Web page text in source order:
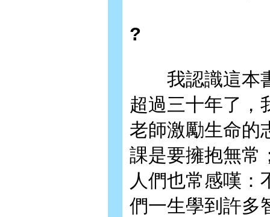
?
我認識這本書
超過三十年了，
老師激勵生命的
課是要擁抱無常
人們也常感嘆：
們一生學到許多